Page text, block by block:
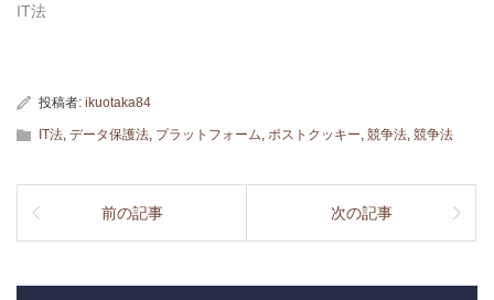
IT法
投稿者: ikuotaka84
IT法, データ保護法, プラットフォーム, ポストクッキー, 競争法, 競争法
前の記事 次の記事